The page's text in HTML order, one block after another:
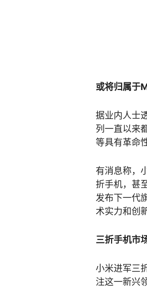
或将归属于
据业内人士
列一直以来
等具有革命
有消息称，
折手机，甚
发布下一代
术实力和创
三折手机市
小米进军三
注这一新兴